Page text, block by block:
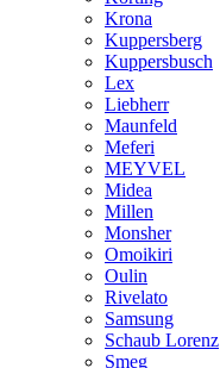
Krona
Kuppersberg
Kuppersbusch
Lex
Liebherr
Maunfeld
Meferi
MEYVEL
Midea
Millen
Monsher
Omoikiri
Oulin
Rivelato
Samsung
Schaub Lorenz
Smeg